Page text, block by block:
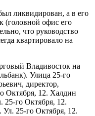
ликвидирован, а в его
(головной офис его
что руководство
квартировало на
Владивосток на
Улица 25-го
директор,
Октября, 12. Халдин
25-го Октября, 12.
Ул. 25-го Октября, 12.